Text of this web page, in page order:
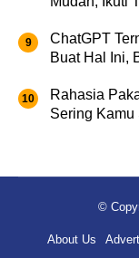
ChatGPT
Buat Hal Ini,
Rahasia
Sering
©
About Us